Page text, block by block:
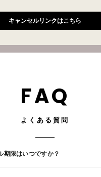
キャンセルリンクはこちら
FAQ
よくある質問
期限はいつですか？